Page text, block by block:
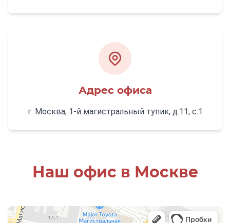
Адрес офиса
г. Москва, 1-й магистральный тупик, д.11, с.1
Наш офис в Москве